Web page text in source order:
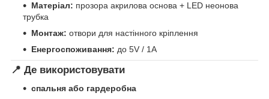
Матеріал: прозора акрилова основа + LED неонова
трубка
Монтаж: отвори для настінного кріплення
Енергоспоживання: до 5V / 1A
📍 Де використовувати
спальня або гардеробна